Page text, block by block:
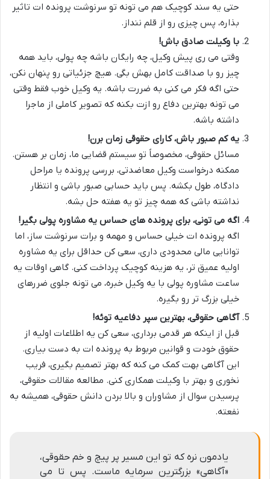
حتی یه سند کوچیک هم می تونه تو سرنوشت پرونده ات تاثیر
بذاره، پس چیزی رو از قلم ننداز.
با وکیلت صادق باش!
وقتی می ری پیش وکیل، چه رایگان باشه چه پولی، باید همه
چیز رو با صداقت کامل بهش بگی. هیچ جزئیاتی رو پنهان نکن،
حتی اگه فکر می کنی به ضررت باشه. یه وکیل خوب فقط وقتی
می تونه بهترین دفاع رو ازت بکنه که تصویر کاملی از ماجرا
داشته باشه.
یه کم صبور باش، کارای حقوقی زمان برن!
مسائل حقوقی، مخصوصاً تو سیستم قضایی ما، زمان بر هستن.
ممکنه درخواست وکیل معاضدتی، بررسی پرونده یا مراحل
دادگاه، طول بکشه. پس باید حسابی صبور باشی و انتظار
نداشته باشی که همه چیز تو یه هفته حل بشه.
اگه می تونی، برای پرونده های حساس یه مشاوره پولی بگیر!
اگه پرونده ات خیلی حساس و مهمه و برات سرنوشت ساز، اما
توانایی مالی محدودی داری، سعی کن حداقل برای یه مشاوره
اولیه عمیق تر، یه هزینه کوچیک پرداخت کنی. گاهی اوقات یه
ساعت مشاوره پولی با یه وکیل خبره، می تونه جلوی ضررهای
خیلی بزرگ تر رو بگیره.
آگاهی حقوقی، بهترین سپر دفاعیه توئه!
قبل از اینکه هر قدمی برداری، سعی کن یه اطلاعات اولیه از
حقوق خودت و قوانین مربوط به پرونده ات به دست بیاری.
این آگاهی بهت کمک می کنه که بهتر تصمیم بگیری، فریب
نخوری و بهتر با وکیلت همکاری کنی. مطالعه مقالات حقوقی،
پرسیدن سوال از مشاوران و بالا بردن دانش حقوقی، همیشه به
نفعته.
یادمون نره که تو این مسیر پر پیچ و خم حقوقی،
«آگاهی» بزرگترین سرمایه ماست. پس تا می